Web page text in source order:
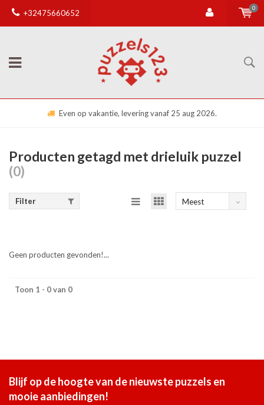
+32475660652
0
Even op vakantie, levering vanaf 25 aug 2026.
Producten getagd met drieluik puzzel
(0)
Filter
Meest
Geen producten gevonden!...
Toon 1 - 0 van 0
Blijf op de hoogte van de nieuwste puzzels en
mooie aanbiedingen!